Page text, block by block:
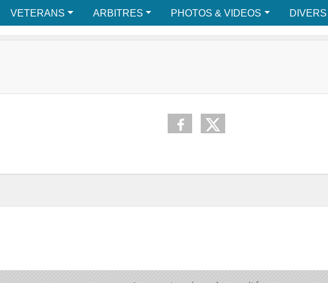
VETERANS ARBITRES PHOTOS & VIDEOS DIVERS